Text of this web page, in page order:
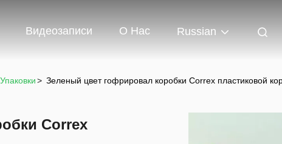
Видеозаписи О Нас Russian
> Зеленый цвет гофрировал коробки Correx пластиковой
Correx